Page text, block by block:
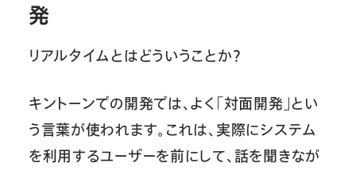
発
リアルタイムとはどういうことか？
キントーンでの開発では、よく「対面開発」とい
う言葉が使われます。これは、実際にシステム
を利用するユーザーを前にして、話を聞きなが